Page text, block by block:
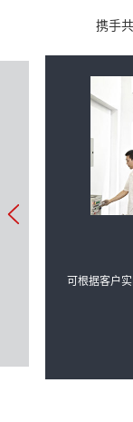
携手
可根据客户